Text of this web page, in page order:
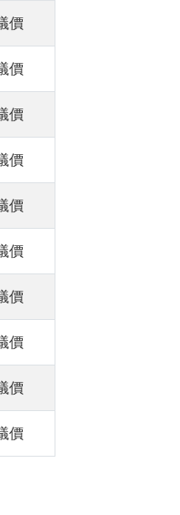
價
價
價
價
價
價
價
價
價
價